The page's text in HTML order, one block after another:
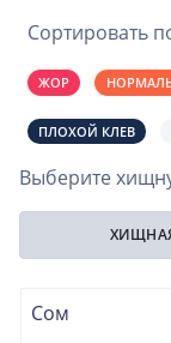
Сортировать
ЖОР
ПЛОХОЙ КЛЕВ
Выберите
Сом